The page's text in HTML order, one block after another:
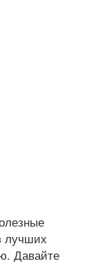
лучших
Давайте